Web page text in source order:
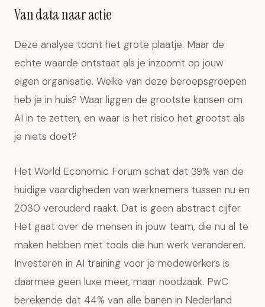
Van data naar actie
Deze analyse toont het grote plaatje. Maar de
echte waarde ontstaat als je inzoomt op jouw
eigen organisatie. Welke van deze beroepsgroepen
heb je in huis? Waar liggen de grootste kansen om
AI in te zetten, en waar is het risico het grootst als
je niets doet?
Het World Economic Forum schat dat 39% van de
huidige vaardigheden van werknemers tussen nu en
2030 verouderd raakt. Dat is geen abstract cijfer.
Het gaat over de mensen in jouw team, die nu al te
maken hebben met tools die hun werk veranderen.
Investeren in AI training voor je medewerkers is
daarmee geen luxe meer, maar noodzaak. PwC
berekende dat 44% van alle banen in Nederland